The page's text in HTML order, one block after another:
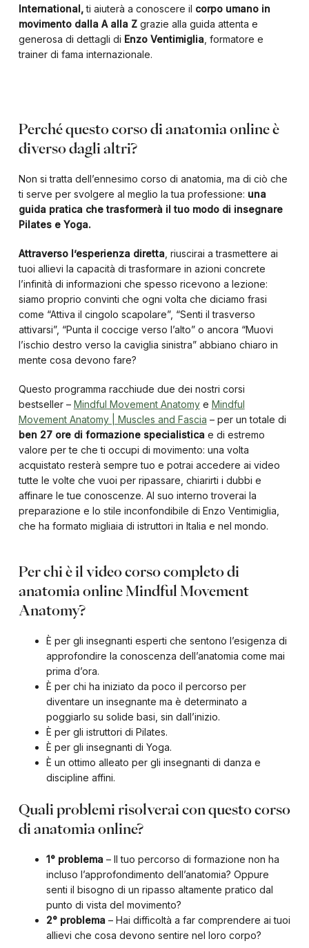
International,ti aiuterà a conoscere il corpo umano in
movimento dalla A alla Zgrazie alla guida attenta e
generosa di dettagli di Enzo Ventimiglia , formatore e
trainer di fama internazionale.
Perché questo corso di anatomia online è
diverso dagli altri?
Non si tratta dell’ennesimo corso di anatomia, ma di ciò che
ti serve per svolgere al meglio la tua professione: una
guida pratica che trasformerà il tuo modo di insegnare
Pilates e Yoga.
Attraverso l’esperienza diretta , riuscirai a trasmettere ai
tuoi allievi la capacità di trasformare in azioni concrete
l’infinità di informazioni che spesso ricevono a lezione:
siamo proprio convinti che ogni volta che diciamo frasi
come “Attiva il cingolo scapolare”, “Senti il trasverso
attivarsi”, “Punta il coccige verso l’alto” o ancora “Muovi
l’ischio destro verso la caviglia sinistra” abbiano chiaro in
mente cosa devono fare?
Questo programma racchiude due dei nostri corsi
bestseller – Mindful Movement Anatomye Mindful
Movement Anatomy | Muscles and Fascia – per un totale di
ben 27 ore di formazione specialistica e di estremo
valore per te che ti occupi di movimento: una volta
acquistato resterà sempre tuo e potrai accedere ai video
tutte le volte che vuoi per ripassare, chiarirti i dubbi e
affinare le tue conoscenze. Al suo interno troverai la
preparazione e lo stile inconfondibile di Enzo Ventimiglia,
che ha formato migliaia di istruttori in Italia e nel mondo.
Per chi è il video corso completo di
anatomia online Mindful Movement
Anatomy?
È per gli insegnanti esperti che sentono l’esigenza di
approfondire la conoscenza dell’anatomia come mai
prima d’ora.
È per chi ha iniziato da poco il percorso per
diventare un insegnante ma è determinato a
poggiarlo su solide basi, sin dall’inizio.
È per gli istruttori di Pilates.
È per gli insegnanti di Yoga.
È un ottimo alleato per gli insegnanti di danza e
discipline affini.
Quali problemi risolverai con questo corso
di anatomia online?
1° problema – Il tuo percorso di formazione non ha
incluso l’approfondimento dell’anatomia? Oppure
senti il bisogno di un ripasso altamente pratico dal
punto di vista del movimento?
2° problema – Hai difficoltà a far comprendere ai tuoi
allievi che cosa devono sentire nel loro corpo?